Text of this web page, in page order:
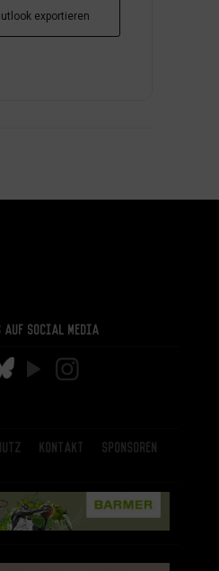
exportieren
auf Social Media
Kontakt Sponsoren